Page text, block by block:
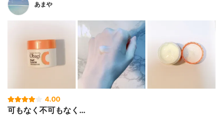
あまや
4.00
可もなく不可もなく…